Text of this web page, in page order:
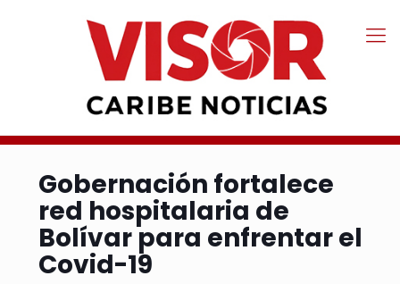
Gobernación fortalece
red hospitalaria de
Bolívar para enfrentar el
Covid-19